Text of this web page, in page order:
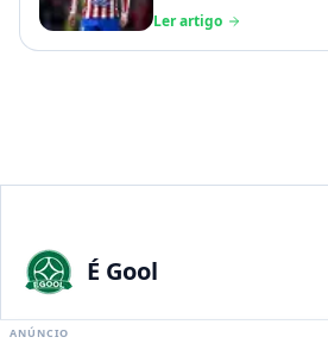
Ler artigo
É Gool
A maior paixão nacional merece a
ANÚNCIO